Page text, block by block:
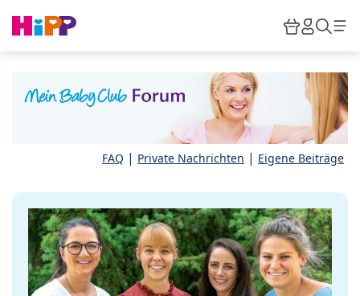
HiPP
FAQ | Private Nachrichten | Eigene Beiträge